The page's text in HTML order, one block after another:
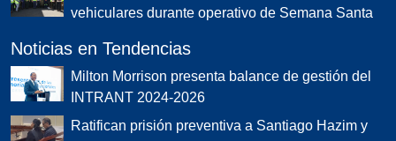
vehiculares durante operativo de Semana Santa
Noticias en Tendencias
Milton Morrison presenta balance de gestión del
INTRANT 2024-2026
Ratifican prisión preventiva a Santiago Hazim y